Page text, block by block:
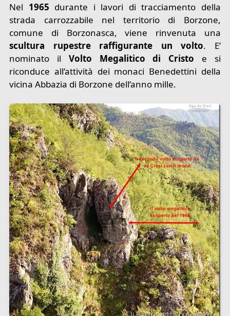
Nel 1965 durante i lavori di tracciamento della
strada carrozzabile nel territorio di Borzone,
comune di Borzonasca, viene rinvenuta una
scultura rupestre raffigurante un volto. E’
nominato il Volto Megalitico di Cristo e si
riconduce all’attività dei monaci Benedettini della
vicina Abbazia di Borzone dell’anno mille.